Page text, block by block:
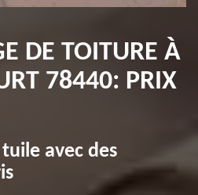
DE TOITURE À
78440: PRIX
avec des